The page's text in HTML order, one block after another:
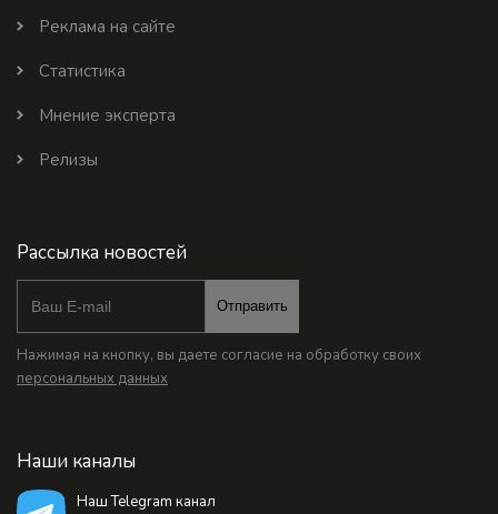
Реклама на сайте
Статистика
Мнение эксперта
Релизы
Рассылка новостей
Отправить
Нажимая на кнопку, вы даете согласие на обработку своих
персональных данных
Наши каналы
Наш Telegram канал